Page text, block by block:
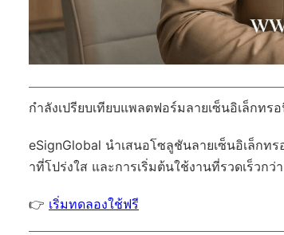
กำลังเปรียบเทียบแพลตฟอร์มลายเซ็นอิเล็กท
eSignGlobal นำเสนอโซลูชันลายเซ็นอิเล็กท
าที่โปร่งใส และการเริ่มต้นใช้งานที่รวดเร็วกว่า
👉 เริ่มทดลองใช้ฟรี